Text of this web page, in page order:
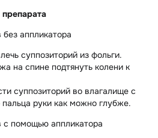
аппликатора
суппозиторий из фольги.
на спине подтянуть колени к
суппозиторий во влагалище с
руки как можно глубже.
с помощью аппликатора